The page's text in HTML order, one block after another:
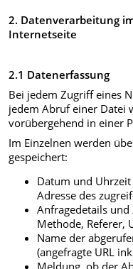
2. Datenverarbeitung
Internetseite
2.1 Datenerfassung
Bei jedem Zugriff eines
jedem Abruf einer Datei
vorübergehend in einer
Im Einzelnen werden
gespeichert:
Datum und
Adresse des
Anfragedetails und
Methode, Referer,
Name der
(angefragte URL